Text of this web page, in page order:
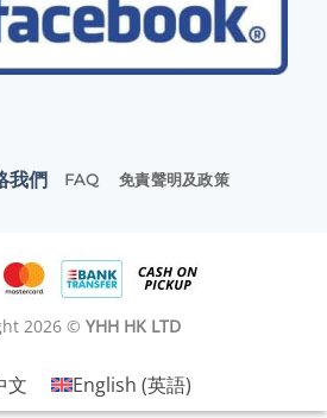
我們 FAQ 免責聲明及政策
2026 © YHH HK LTD
文 English (英語)